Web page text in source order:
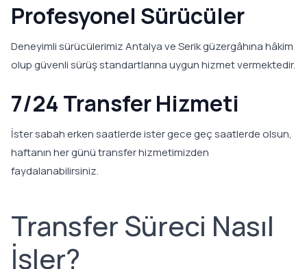
Profesyonel Sürücüler
Deneyimli sürücülerimiz Antalya ve Serik güzergâhına hâkim
olup güvenli sürüş standartlarına uygun hizmet vermektedir.
7/24 Transfer Hizmeti
İster sabah erken saatlerde ister gece geç saatlerde olsun,
haftanın her günü transfer hizmetimizden
faydalanabilirsiniz.
Transfer Süreci Nasıl
İşler?